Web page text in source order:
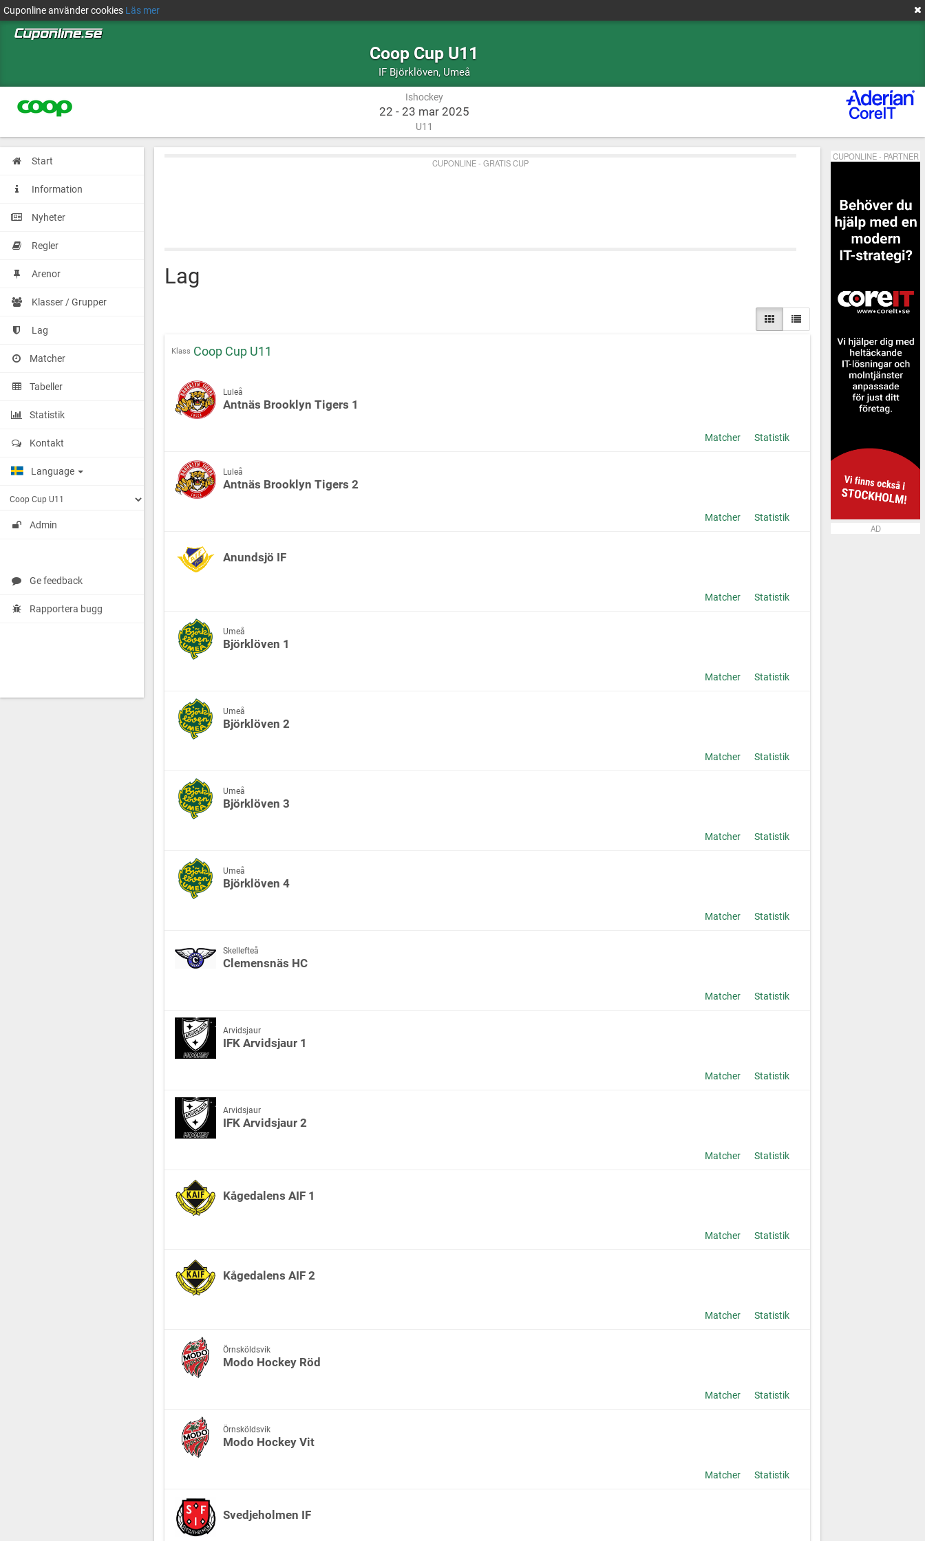
Cuponline använder cookies Läs mer
Coop Cup U11
IF Björklöven, Ishockey
UmeåUmeå
Ishockey
22 - 23 mar 2025
U11
Start
Information
Nyheter
Regler
Arenor
Klasser / Grupper
Lag
Matcher
Tabeller
Statistik
Kontakt
Language
Admin
Ge feedback
Rapportera bugg
CUPONLINE - GRATIS CUP
Lag
Klass Coop Cup U11
Luleå
Antnäs Brooklyn Tigers 1
Matcher Statistik
Luleå
Antnäs Brooklyn Tigers 2
Matcher Statistik
Anundsjö IF
Matcher Statistik
Umeå
Björklöven 1
Matcher Statistik
Umeå
Björklöven 2
Matcher Statistik
Umeå
Björklöven 3
Matcher Statistik
Umeå
Björklöven 4
Matcher Statistik
Skellefteå
Clemensnäs HC
Matcher Statistik
Arvidsjaur
IFK Arvidsjaur 1
Matcher Statistik
Arvidsjaur
IFK Arvidsjaur 2
Matcher Statistik
Kågedalens AIF 1
Matcher Statistik
Kågedalens AIF 2
Matcher Statistik
Örnsköldsvik
Modo Hockey Röd
Matcher Statistik
Örnsköldsvik
Modo Hockey Vit
Matcher Statistik
Svedjeholmen IF
CUPONLINE - PARTNER
AD